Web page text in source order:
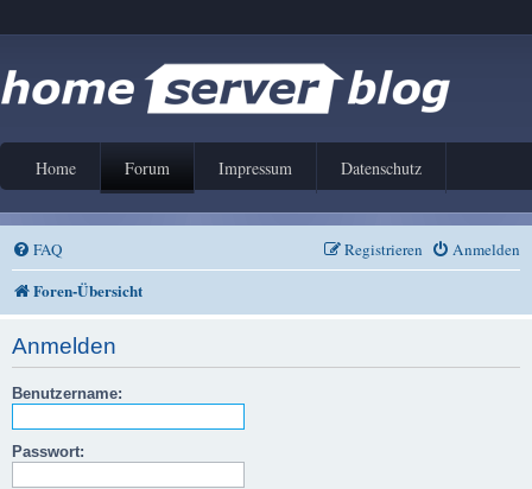
Home Forum Impressum Datenschutz
FAQ Anmelden
Registrieren
Foren-Übersicht
Anmelden
Benutzername:
Passwort: